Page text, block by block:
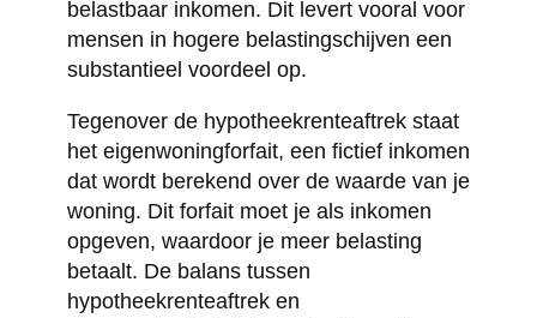
belastbaar inkomen. Dit levert vooral voor
mensen in hogere belastingschijven een
substantieel voordeel op.
Tegenover de hypotheekrenteaftrek staat
het eigenwoningforfait, een fictief inkomen
dat wordt berekend over de waarde van je
woning. Dit forfait moet je als inkomen
opgeven, waardoor je meer belasting
betaalt. De balans tussen
hypotheekrenteaftrek en